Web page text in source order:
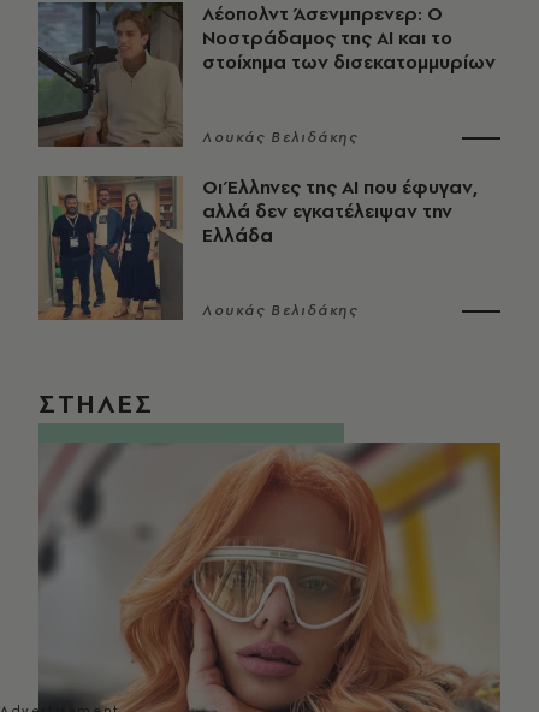
Λέοπολντ Άσενμπρενερ: Ο
Νοστράδαμος της AI και το
στοίχημα των δισεκατομμυρίων
Λουκάς Βελιδάκης
Οι Έλληνες της ΑΙ που έφυγαν,
αλλά δεν εγκατέλειψαν την
Ελλάδα
Λουκάς Βελιδάκης
ΣΤΗΛΕΣ